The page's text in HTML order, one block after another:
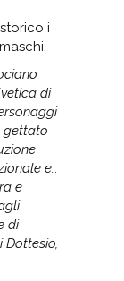
i
di
gettato
e…
e
di
Dottesio,